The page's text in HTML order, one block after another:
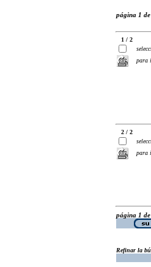
página 1 de
1 / 2
para
2 / 2
para
página 1 de
Refinar la